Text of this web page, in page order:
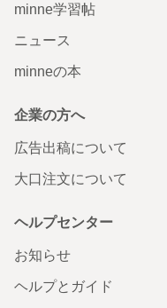
minne学習帖
ニュース
minneの本
企業の方へ
広告出稿について
大口注文について
ヘルプセンター
お知らせ
ヘルプとガイド